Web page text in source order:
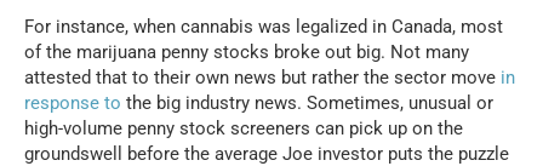
For instance, when cannabis was legalized in Canada, most
of the marijuana penny stocks broke out big. Not many
attested that to their own news but rather the sector move in
response to the big industry news. Sometimes, unusual or
high-volume penny stock screeners can pick up on the
groundswell before the average Joe investor puts the puzzle